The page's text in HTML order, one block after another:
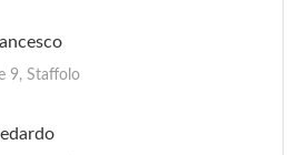
9, Staffolo